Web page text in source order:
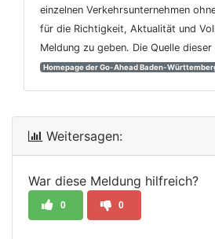
einzelnen Verkehrsunternehmen
für die Richtigkeit, Aktualität und
Meldung zu geben. Die Quelle
Homepage der Go-Ahead Baden-
Weitersagen:
War diese Meldung hilfreich?
0 0